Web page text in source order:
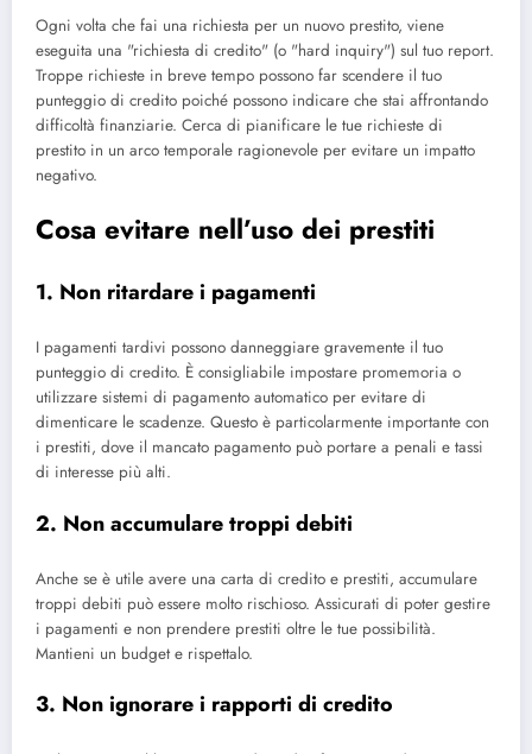
Ogni volta che fai una richiesta per un nuovo prestito, viene
eseguita una "richiesta di credito" (o "hard inquiry") sul tuo report.
Troppe richieste in breve tempo possono far scendere il tuo
punteggio di credito poiché possono indicare che stai affrontando
difficoltà finanziarie. Cerca di pianificare le tue richieste di
prestito in un arco temporale ragionevole per evitare un impatto
negativo.
Cosa evitare nell’uso dei prestiti
1. Non ritardare i pagamenti
I pagamenti tardivi possono danneggiare gravemente il tuo
punteggio di credito. È consigliabile impostare promemoria o
utilizzare sistemi di pagamento automatico per evitare di
dimenticare le scadenze. Questo è particolarmente importante con
i prestiti, dove il mancato pagamento può portare a penali e tassi
di interesse più alti.
2. Non accumulare troppi debiti
Anche se è utile avere una carta di credito e prestiti, accumulare
troppi debiti può essere molto rischioso. Assicurati di poter gestire
i pagamenti e non prendere prestiti oltre le tue possibilità.
Mantieni un budget e rispettalo.
3. Non ignorare i rapporti di credito